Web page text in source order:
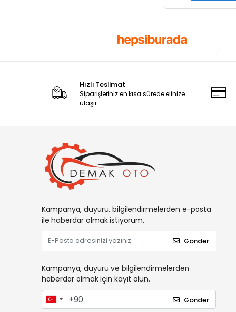
Hızlı Teslimat
Siparişleriniz en kısa sürede elinize
ulaşır.
Kampanya, duyuru, bilgilendirmelerden e-posta
ile haberdar olmak istiyorum.
Gönder
Kampanya, duyuru ve bilgilendirmelerden
haberdar olmak için kayıt olun.
Gönder